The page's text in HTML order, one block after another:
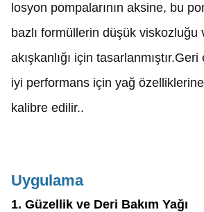
losyon pompalarının aksine, bu
bazlı formüllerin düşük viskozluğu
akışkanlığı için
iyi performans için yağ
kalibre edilir..
Uygulama
1. Güzellik ve Deri Bakım Yağı